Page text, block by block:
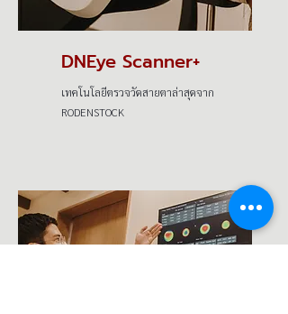
DNEye Scanner+
เทคโนโลยีตรวจวัดสายตาล่าสุดจาก
RODENSTOCK